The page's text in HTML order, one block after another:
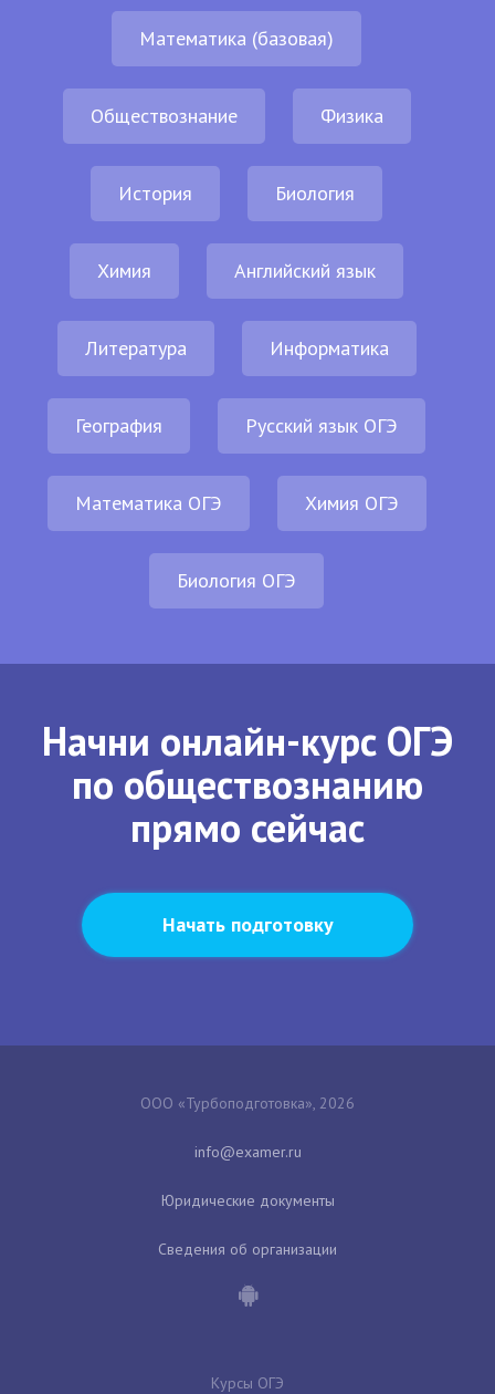
Математика (базовая)
Обществознание Физика
История Биология
Химия Английский язык
Литература Информатика
География Русский язык ОГЭ
Математика ОГЭ Химия ОГЭ
Биология ОГЭ
Начни онлайн-курс ОГЭ
по обществознанию
прямо сейчас
Начать подготовку
ООО «Турбоподготовка», 2026
Юридические документы
Сведения об организации
Курсы ОГЭ